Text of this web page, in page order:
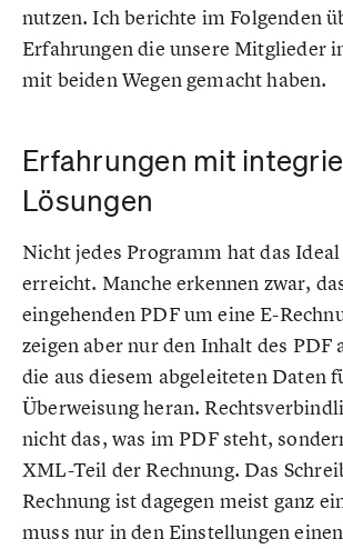
nutzen. Ich berichte im Folgenden
Erfahrungen die unsere Mitglieder
mit beiden Wegen gemacht haben.
Erfahrungen mit
Lösungen
Nicht jedes Programm hat das
erreicht. Manche erkennen zwar,
eingehenden PDF um eine E-
zeigen aber nur den Inhalt des PDF
die aus diesem abgeleiteten Daten
Überweisung heran.
nicht das, was im PDF steht,
XML-Teil der Rechnung. Das
Rechnung ist dagegen meist ganz
muss nur in den Einstellungen